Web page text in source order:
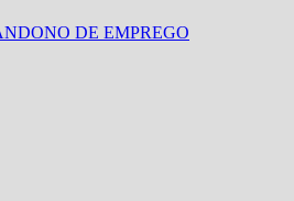
DE EMPREGO